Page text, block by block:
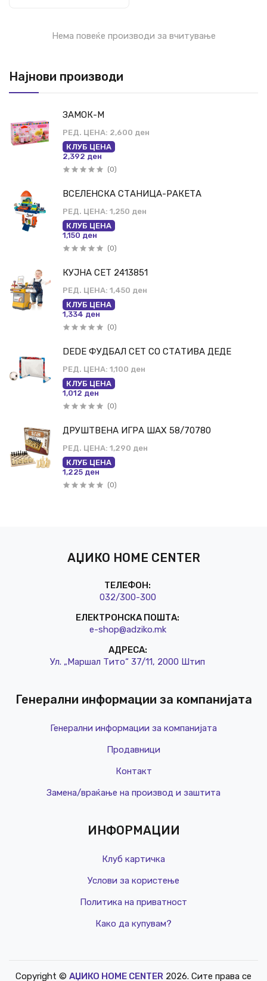
Најнови производи
ЗАМОК-М
РЕД. ЦЕНА: 2,600 ден
КЛУБ ЦЕНА
2,392 ден
(0)
ВСЕЛЕНСКА СТАНИЦА-РАКЕТА
РЕД. ЦЕНА: 1,250 ден
КЛУБ ЦЕНА
1,150 ден
(0)
КУЈНА СЕТ 2413851
РЕД. ЦЕНА: 1,450 ден
КЛУБ ЦЕНА
1,334 ден
(0)
DEDE ФУДБАЛ СЕТ СО СТАТИВА ДЕДЕ
РЕД. ЦЕНА: 1,100 ден
КЛУБ ЦЕНА
1,012 ден
(0)
ДРУШТВЕНА ИГРА ШАХ 58/70780
РЕД. ЦЕНА: 1,290 ден
КЛУБ ЦЕНА
1,225 ден
(0)
Нема повеќе производи за вчитување
АЏИКО HOME CENTER
ТЕЛЕФОН:
032/300-300
ЕЛЕКТРОНСКА ПОШТА:
e-shop@adziko.mk
АДРЕСА:
Ул. „Маршал Тито“ 37/11, 2000 Штип
Генерални информации за компанијата
Генерални информации за компанијата
Продавници
Контакт
Замена/враќање на производ и заштита
ИНФОРМАЦИИ
Клуб картичка
Услови за користење
Политика на приватност
Како да купувам?
Copyright © АЏИКО HOME CENTER 2026. Сите права се